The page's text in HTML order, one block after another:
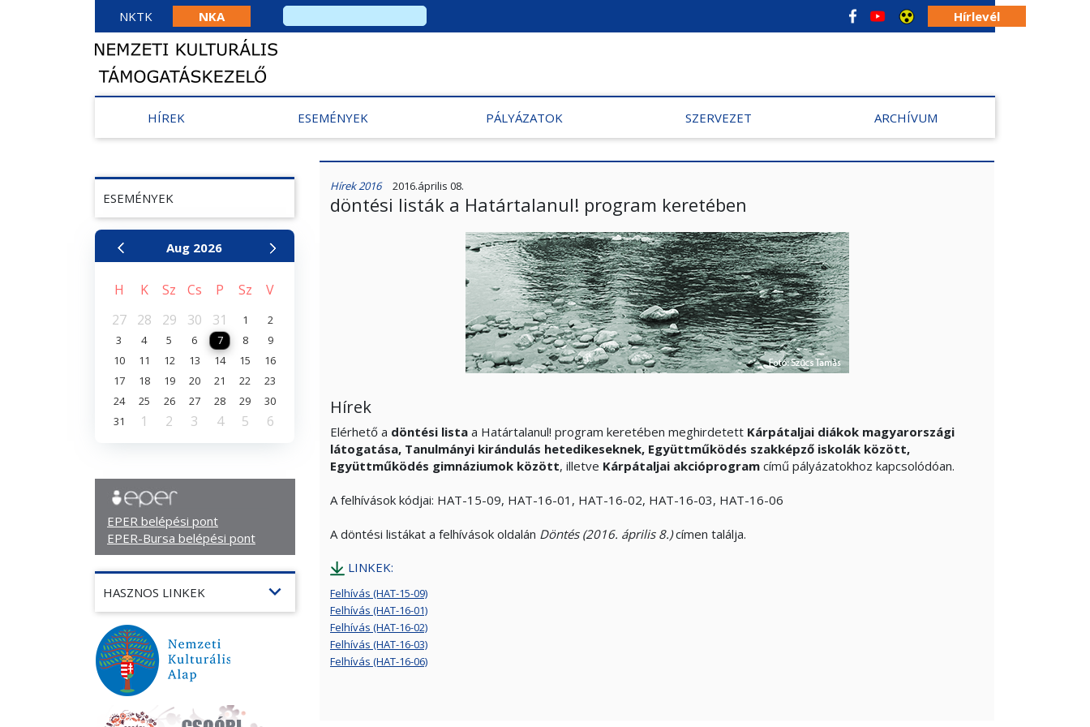
NKTK NKA Hírlevél
HÍREK ESEMÉNYEK PÁLYÁZATOK SZERVEZET ARCHÍVUM
ESEMÉNYEK
Aug 2026
H K Sz Cs P Sz
V
27
28 29 30 31 1
2
3
4 5 6 7 8
9
10
11 12 13 14 15
16
17
18 19 20 21 22
23
24
25 26 27 28 29
30
31
1 2 3 4 5 6
EPER belépési pont
EPER-Bursa belépési pont
HASZNOS LINKEK expand_more
Hírek 2016 2016.április 08.
döntési listák a Határtalanul! program keretében
Hírek
Elérhető a döntési lista a Határtalanul! program keretében meghirdetett Kárpátaljai diákok magyarországi
látogatása, Tanulmányi kirándulás hetedikeseknek, Együttműködés szakképző iskolák között,
Együttműködés gimnáziumok között, illetve Kárpátaljai akcióprogram című pályázatokhoz kapcsolódóan.
A felhívások kódjai: HAT-15-09, HAT-16-01, HAT-16-02, HAT-16-03, HAT-16-06
A döntési listákat a felhívások oldalán Döntés (2016. április 8.)címen találja.
LINKEK:
Felhívás (HAT-15-09)
Felhívás (HAT-16-01)
Felhívás (HAT-16-02)
Felhívás (HAT-16-03)
Felhívás (HAT-16-06)